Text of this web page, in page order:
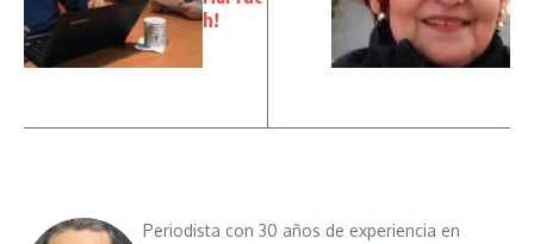
h!
Periodista con 30 años de experiencia en